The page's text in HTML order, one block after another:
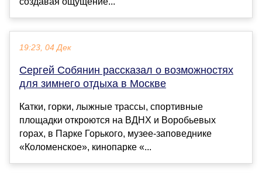
19:23, 04 Дек
Сергей Собянин рассказал о возможностях
для зимнего отдыха в Москве
Катки, горки, лыжные трассы, спортивные
площадки откроются на ВДНХ и Воробьевых
горах, в Парке Горького, музее-заповеднике
«Коломенское», кинопарке «...